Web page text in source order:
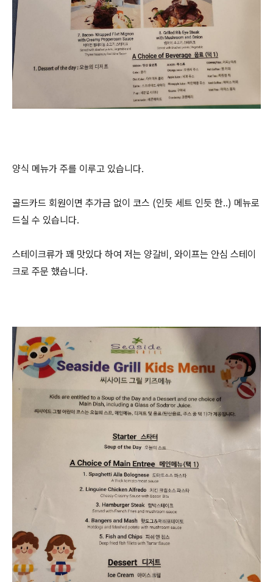
양식 메뉴가 주를 이루고 있습니다.
골드카드 회원이면 추가금 없이 코스 (인듯 세트 인듯 한..) 메뉴로
드실 수 있습니다.
스테이크류가 꽤 맛있다 하여 저는 양갈비, 와이프는 안심 스테이
크로 주문 했습니다.